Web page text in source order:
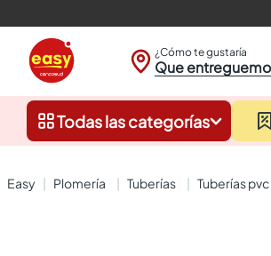
¿Cómo te gustaría
Que
Todas las categorías
plomería tuberías tuberías pvc